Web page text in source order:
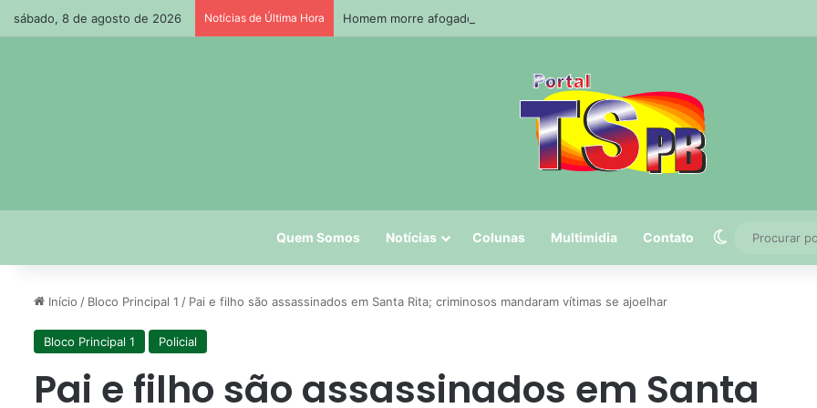
sábado, 8 de agosto de 2026 Notícias de Última Hora Homem morre afogado durante pescaria em açude no agreste paraibano
Quem Somos Notícias Colunas Multimidia Contato Switch skin
Início / Bloco Principal 1 / Pai e filho são assassinados em Santa Rita; criminosos mandaram vítimas se ajoelhar
Bloco Principal 1 Policial
Pai e filho são assassinados em Santa